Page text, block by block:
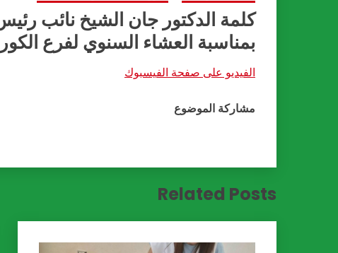
كلمة الدكتور جان الشيخ نائب رئيس
بمناسبة العشاء السنوي لفرع الكورة ،
الفيديو على صفحة الفيسبوك
مشاركة الموضوع
Related Posts